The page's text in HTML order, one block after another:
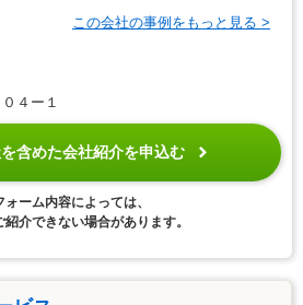
この会社の事例をもっと見る >
４ー１
含めた会社紹介を申込む
ーム内容によっては、
紹介できない場合があります。